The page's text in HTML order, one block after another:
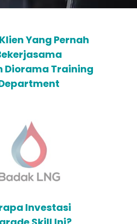
Yang Pernah
Diorama Training
Investasi